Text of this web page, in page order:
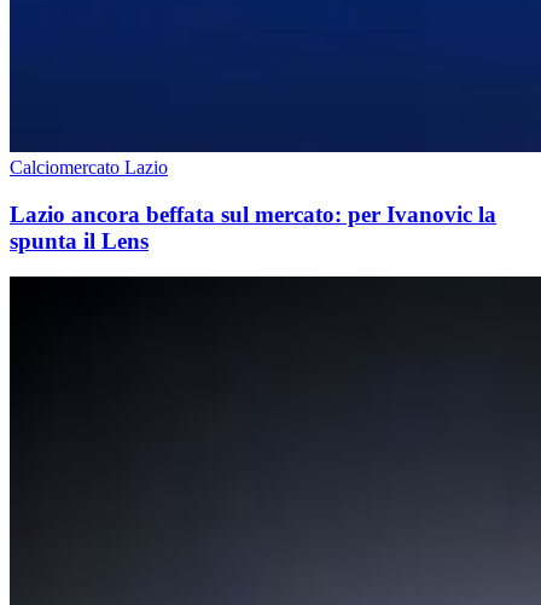
Calciomercato Lazio
Lazio ancora beffata sul mercato: per Ivanovic la
spunta il Lens